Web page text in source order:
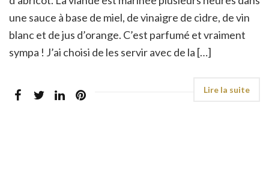
une sauce à base de miel, de vinaigre de cidre, de vin
blanc et de jus d’orange. C’est parfumé et vraiment
sympa ! J’ai choisi de les servir avec de la […]